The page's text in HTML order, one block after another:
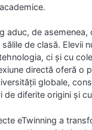
aduc, de asemenea,
de clasă. Elevii
ci și cu
directă oferă o
globale,
de diferite origini și
eTwinning a